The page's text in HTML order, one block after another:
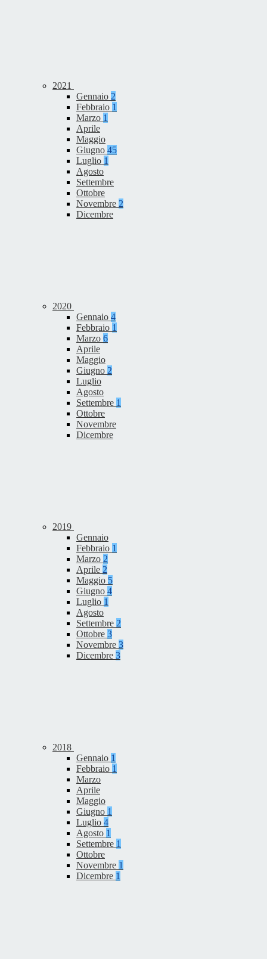
2021
Gennaio 2
Febbraio 1
Marzo 1
Aprile
Maggio
Giugno 45
Luglio 1
Agosto
Settembre
Ottobre
Novembre 2
Dicembre
2020
Gennaio 4
Febbraio 1
Marzo 6
Aprile
Maggio
Giugno 2
Luglio
Agosto
Settembre 1
Ottobre
Novembre
Dicembre
2019
Gennaio
Febbraio 1
Marzo 2
Aprile 2
Maggio 5
Giugno 4
Luglio 1
Agosto
Settembre 2
Ottobre 3
Novembre 3
Dicembre 3
2018
Gennaio 1
Febbraio 1
Marzo
Aprile
Maggio
Giugno 1
Luglio 4
Agosto 1
Settembre 1
Ottobre
Novembre 1
Dicembre 1